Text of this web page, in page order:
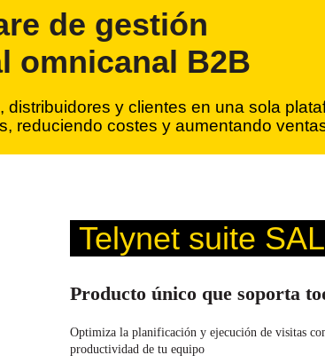
de gestión
omnicanal B2B
y clientes en una sola
reduciendo costes y aumentando
Telynet suite
Producto único que soporta
Optimiza la planificación y ejecución de visitas
productividad de tu equipo